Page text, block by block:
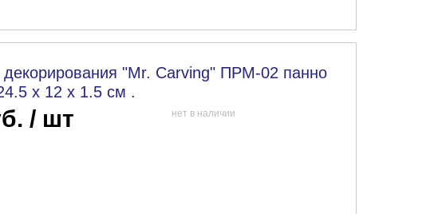
декорирования "Mr. Carving" ПРМ-02 панно
х 12 х 1.5 см .
/ шт нет в наличии